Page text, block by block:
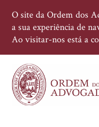
O site da Ordem dos
a sua experiência de
Ao visitar-nos está a